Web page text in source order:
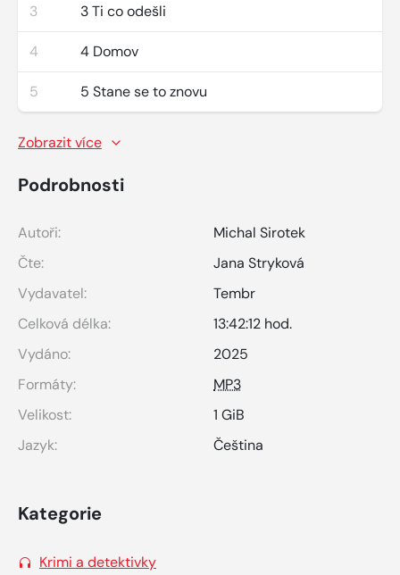
3 3 Ti co odešli
4 4 Domov
5 5 Stane se to znovu
Zobrazit více
Podrobnosti
Autoři:
Michal Sirotek
Čte:
Jana Stryková
Vydavatel:
Tembr
Celková délka:
13:42:12 hod.
Vydáno:
2025
Formáty:
MP3
Velikost:
1 GiB
Jazyk:
Čeština
Kategorie
Krimi a detektivky